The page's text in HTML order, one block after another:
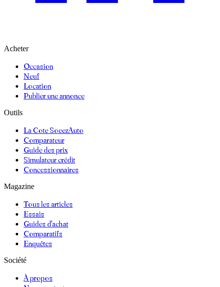
Acheter
Occasion
Neuf
Location
Publier une annonce
Outils
La Cote SoeezAuto
Comparateur
Guide des prix
Simulateur crédit
Concessionnaires
Magazine
Tous les articles
Essais
Guides d'achat
Comparatifs
Enquêtes
Société
À propos